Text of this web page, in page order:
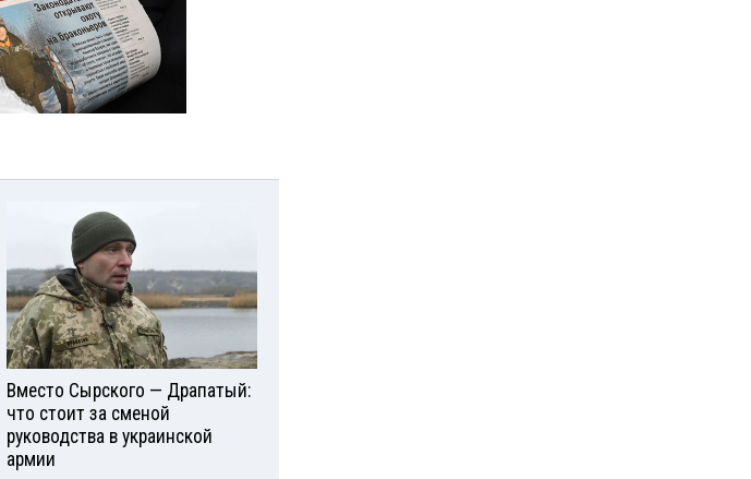
Вместо Сырского — Драпатый:
что стоит за сменой
руководства в украинской
армии